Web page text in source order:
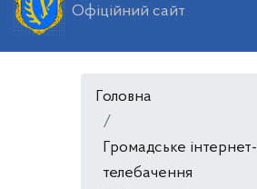
Офіційний сайт
Головна
Громадське інтернет-
телебачення